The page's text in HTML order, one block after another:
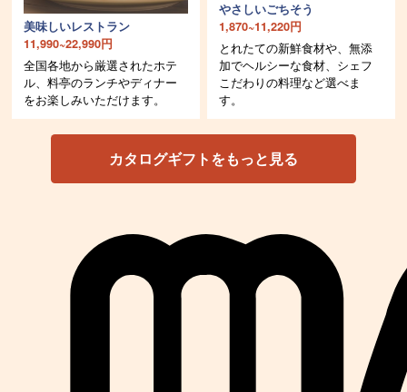
美味しいレストラン
11,990~22,990円
全国各地から厳選されたホテ
ル、料亭のランチやディナー
をお楽しみいただけます。
やさしいごちそう
1,870~11,220円
とれたての新鮮食材や、無添
加でヘルシーな食材、シェフ
こだわりの料理など選べま
す。
カタログギフトをもっと見る